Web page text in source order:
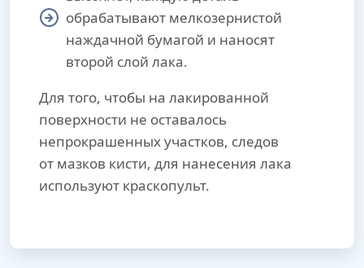
обрабатывают мелкозернистой
наждачной бумагой и наносят
второй слой лака.
Для того, чтобы на лакированной
поверхности не оставалось
непрокрашенных участков, следов
от мазков кисти, для нанесения лака
используют краскопульт.